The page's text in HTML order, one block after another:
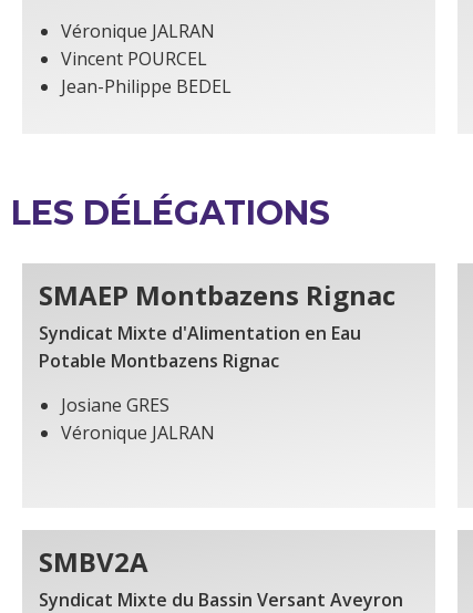
Véronique JALRAN
Vincent POURCEL
Jean-Philippe BEDEL
LES DÉLÉGATIONS
SMAEP Montbazens Rignac
Syndicat Mixte d'Alimentation en Eau
Potable Montbazens Rignac
Josiane GRES
Véronique JALRAN
SMBV2A
Syndicat Mixte du Bassin Versant Aveyron